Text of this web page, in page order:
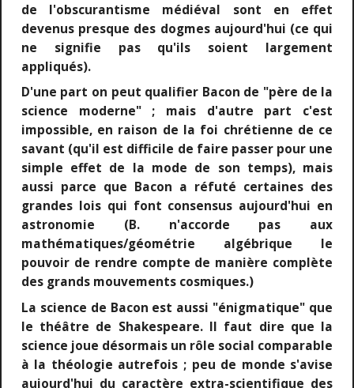
de l'obscurantisme médiéval sont en effet
devenus presque des dogmes aujourd'hui (ce qui
ne signifie pas qu'ils soient largement
appliqués).
D'une part on peut qualifier Bacon de "père de la
science moderne" ; mais d'autre part c'est
impossible, en raison de la foi chrétienne de ce
savant (qu'il est difficile de faire passer pour une
simple effet de la mode de son temps), mais
aussi parce que Bacon a réfuté certaines des
grandes lois qui font consensus aujourd'hui en
astronomie (B. n'accorde pas aux
mathématiques/géométrie algébrique le
pouvoir de rendre compte de manière complète
des grands mouvements cosmiques.)
La science de Bacon est aussi "énigmatique" que
le théâtre de Shakespeare. Il faut dire que la
science joue désormais un rôle social comparable
à la théologie autrefois ; peu de monde s'avise
aujourd'hui du caractère extra-scientifique des